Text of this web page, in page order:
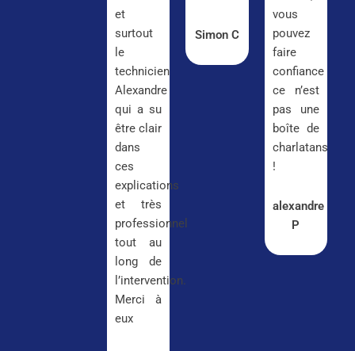
et
surtout
le
technicien
Alexandre
qui a su
être clair
dans
ces
explications
et très
professionnel
tout au
long de
l’intervention.
Merci à
eux
Simon C
vous
pouvez
faire
confiance
ce n’est
pas une
boîte de
charlatans
!
alexandre
P